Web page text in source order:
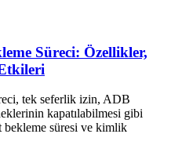
Süreci: Özellikler,
tek seferlik izin, ADB
kapatılabilmesi gibi
süresi ve kimlik